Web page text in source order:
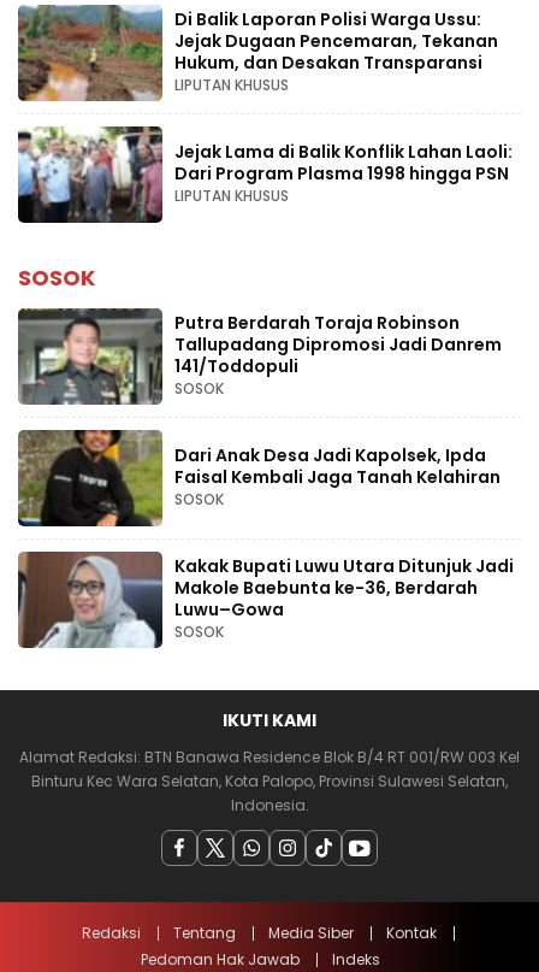
Di Balik Laporan Polisi Warga Ussu:
Jejak Dugaan Pencemaran, Tekanan
Hukum, dan Desakan Transparansi
LIPUTAN KHUSUS
Jejak Lama di Balik Konflik Lahan Laoli:
Dari Program Plasma 1998 hingga PSN
LIPUTAN KHUSUS
SOSOK
Putra Berdarah Toraja Robinson
Tallupadang Dipromosi Jadi Danrem
141/Toddopuli
SOSOK
Dari Anak Desa Jadi Kapolsek, Ipda
Faisal Kembali Jaga Tanah Kelahiran
SOSOK
Kakak Bupati Luwu Utara Ditunjuk Jadi
Makole Baebunta ke-36, Berdarah
Luwu–Gowa
SOSOK
IKUTI KAMI
Alamat Redaksi: BTN Banawa Residence Blok B/4 RT 001/RW 003 Kel
Binturu Kec Wara Selatan, Kota Palopo, Provinsi Sulawesi Selatan,
Indonesia.
Redaksi Tentang Media Siber
Kontak
Pedoman Hak Jawab
Indeks